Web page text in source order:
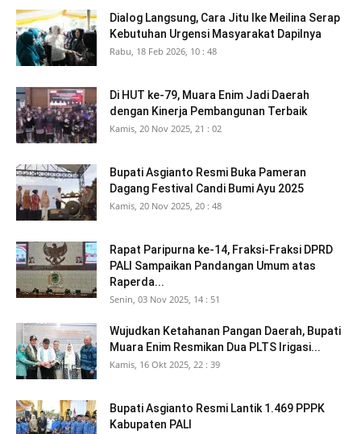
Dialog Langsung, Cara Jitu Ike Meilina Serap
Kebutuhan Urgensi Masyarakat Dapilnya
Rabu, 18 Feb 2026, 10 : 48
Di HUT ke-79, Muara Enim Jadi Daerah
dengan Kinerja Pembangunan Terbaik
Kamis, 20 Nov 2025, 21 : 02
Bupati Asgianto Resmi Buka Pameran
Dagang Festival Candi Bumi Ayu 2025
Kamis, 20 Nov 2025, 20 : 48
Rapat Paripurna ke-14, Fraksi-Fraksi DPRD
PALI Sampaikan Pandangan Umum atas
Raperda...
Senin, 03 Nov 2025, 14 : 51
Wujudkan Ketahanan Pangan Daerah, Bupati
Muara Enim Resmikan Dua PLTS Irigasi...
Kamis, 16 Okt 2025, 22 : 39
Bupati Asgianto Resmi Lantik 1.469 PPPK
Kabupaten PALI